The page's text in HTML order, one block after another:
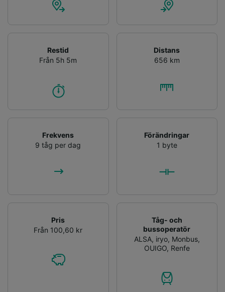
Restid
Från 5h 5m
Distans
656 km
Frekvens
9 tåg per dag
Förändringar
1 byte
Pris
Från 100,60 kr
Tåg- och
bussoperatör
ALSA, iryo, Monbus,
OUIGO, Renfe
Lista över partner (leverantörer)